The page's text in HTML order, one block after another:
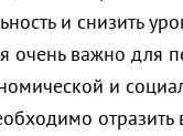
и снизить
очень важно для
и
отразить